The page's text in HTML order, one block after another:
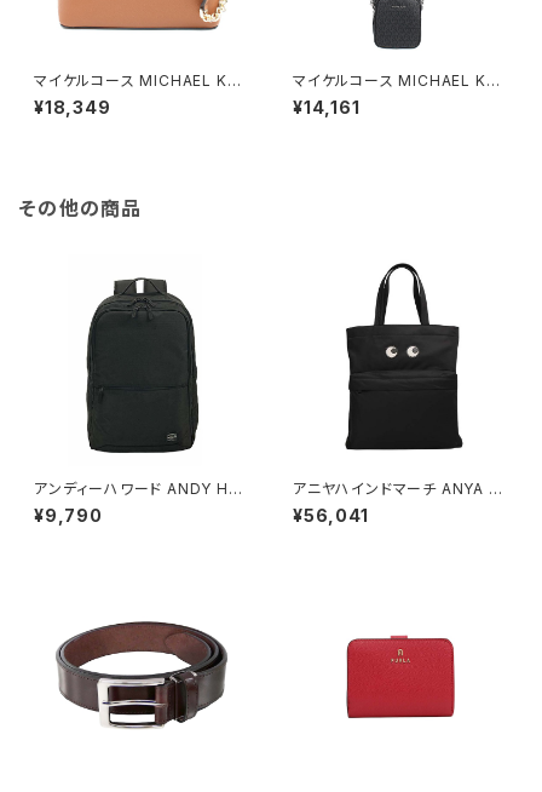
マイケルコース MICHAEL KO
RS ショルダーバッグ 35F1GTV
C6T-LUGGAGE レディース ア
¥18,349
マイケルコース MICHAEL KO
RS ショルダーバッグ 35F1STV
C2B-BLACK レディース ブラッ
¥14,161
その他の商品
アンディーハワード ANDY HA
WARD ビジネスリュック 30L
大容量 2室 A3対応 ノートPC収
¥9,790
アニヤハインドマーチ ANYA HI
NDMARCH Eyes トート トート
バッグ 193580 ユニセックス Bl
¥56,041